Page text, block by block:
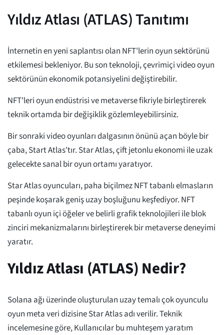
Yıldız Atlası (ATLAS) Tanıtımı
İnternetin en yeni saplantısı olan NFT'lerin oyun sektörünü
etkilemesi bekleniyor. Bu son teknoloji, çevrimiçi video oyun
sektörünün ekonomik potansiyelini değiştirebilir.
NFT'leri oyun endüstrisi ve metaverse fikriyle birleştirerek
teknik ortamda bir değişiklik gözlemleyebilirsiniz.
Bir sonraki video oyunları dalgasının önünü açan böyle bir
çaba, Start Atlas'tır. Star Atlas, çift jetonlu ekonomi ile uzak
gelecekte sanal bir oyun ortamı yaratıyor.
Star Atlas oyuncuları, paha biçilmez NFT tabanlı elmasların
peşinde koşarak geniş uzay boşluğunu keşfediyor. NFT
tabanlı oyun içi öğeler ve belirli grafik teknolojileri ile blok
zinciri mekanizmalarını birleştirerek bir metaverse deneyimi
yaratır.
Yıldız Atlası (ATLAS) Nedir?
Solana ağı üzerinde oluşturulan uzay temalı çok oyunculu
oyun meta veri dizisine Star Atlas adı verilir. Teknik
incelemesine göre, Kullanıcılar bu muhteşem yaratım